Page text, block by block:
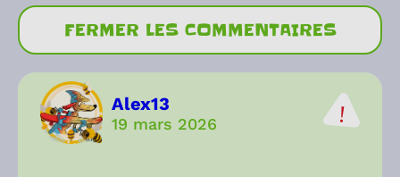
FERMER LES COMMENTAIRES
Alex13
19 mars 2026